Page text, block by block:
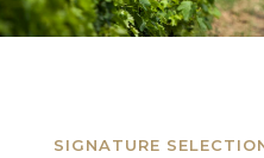
SIGNATURE